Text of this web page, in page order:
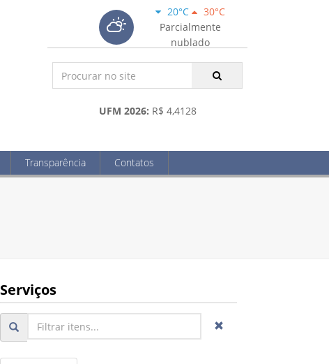
20°C
30°C
Parcialmente
nublado
UFM 2026: R$ 4,4128
Transparência Contatos
Serviços